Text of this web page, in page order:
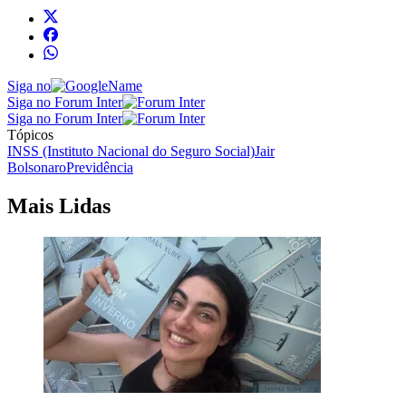
Siga no
Siga no Forum Inter
Siga no Forum Inter
Tópicos
INSS (Instituto Nacional do Seguro Social)Jair
BolsonaroPrevidência
Mais Lidas